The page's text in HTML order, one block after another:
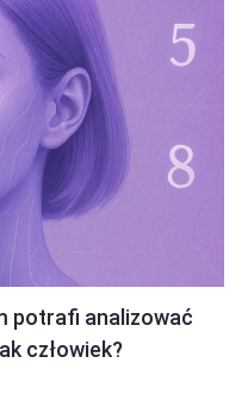
potrafi analizować
człowiek?